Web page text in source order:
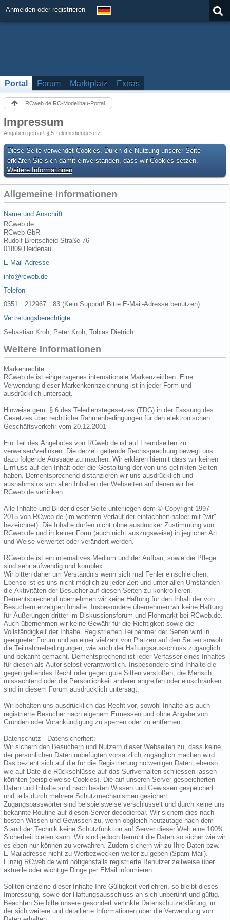
Anmelden oder registrieren
Portal Forum Marktplatz Extras
RCweb.de RC-Modellbau-Portal
Impressum
Angaben gemäß § 5 Telemediengesetz
Diese Seite verwendet Cookies. Durch die Nutzung unserer Seite
erklären Sie sich damit einverstanden, dass wir Cookies setzen.
Weitere Informationen
Allgemeine Informationen
Name und Anschrift
RCweb.de
RCweb GbR
Rudolf-Breitscheid-Straße 76
01809 Heidenau
E-Mail-Adresse
info@rcweb.de
Telefon
0351 212967 83 (Kein Support! Bitte E-Mail-Adresse benutzen)
Vertretungsberechtigte
Sebastian Kroh, Peter Kroh, Tobias Dietrich
Weitere Informationen
Markenrechte
RCweb.de ist eingetragenes internationale Markenzeichen. Eine
Verwendung dieser Markenkennzeichnung ist in jeder Form und
ausdrücklich untersagt.
Hinweise gem. § 6 des Teledienstegesetzes (TDG) in der Fassung des
Gesetzes über rechtliche Rahmenbedingungen für den elektronischen
Geschäftsverkehr vom 20.12.2001
Ein Teil des Angebotes von RCweb.de ist auf Fremdseiten zu
verweisen/verlinken. Die derzeit geltende Rechssprechung bewegt uns
dazu folgende Aussage zu machen: Wir erklären hiermit dass wir keinen
Einfluss auf den Inhalt oder die Gestaltung der von uns gelinkten Seiten
haben. Dementsprechend distanzieren wir uns ausdrücklich und
ausnahmslos von allen Inhalten der Webseiten auf denen wir bei
RCweb.de verlinken.
Alle Inhalte und Bilder dieser Seite unterliegen dem © Copyright 1997 -
2015 von RCweb.de (im weiteren Verlauf der einfachheit halber mit "wir"
bezeichnet). Die Inhalte dürfen nicht ohne ausdrücker Zustimmung von
RCweb.de und in keiner Form (auch nicht auszugsweise) in jeglicher Art
und Weise verwertet oder verändert werden.
RCweb.de ist ein internatives Medium und der Aufbau, sowie die Pflege
sind sehr aufwendig und komplex.
Wir bitten daher um Verständnis wenn sich mal Fehler einschleichen.
Ebenso ist es uns nicht möglich zu jeder Zeit und unter allen Umständen
die Aktivitäten der Besucher auf diesen Seiten zu konkrollieren.
Dementsprechend übernehmen wir keine Haftung für den Inhalt der von
Besuchern erzeigten Inhalte. Insbesondere übernehmen wir keine Haftung
für Äußerungen dritter im Diskussionsforum und Flohmarkt bei RCweb.de.
Auch übernehmen wir keine Gewähr für die Richtigkeit sowie die
Vollständigkeit der Inhalte. Registrierten Teilnehmer der Seiten wird in
geeigneter Forum und an einer vielzahl von Plätzen auf den Seiten sowohl
die Teilnahmebedingungen, wie auch der Haftungsausschluss zugänglich
und bekannt gemacht. Dementsprechend ist jeder Verfasser eines Inhaltes
für diesen als Autor selbst verantwortlich. Insbesondere sind Inhalte die
gegen geltendes Recht oder gegen gute Sitten verstoßen, die Mensch
missachtend oder die Persönlichkeit anderer angreifen oder einschränken
sind in diesem Forum ausdrücklich untersagt.
Wir behalten uns ausdrücklich das Recht vor, sowohl Inhalte als auch
registrierte Besucher nach eigenem Ermessen und ohne Angabe von
Gründen oder Vorankündigung zu sperren oder zu entfernen.
Datenschutz - Datensicherheit:
Wir sichern den Besuchern und Nutzern dieser Webseiten zu, dass keine
der persönlichen Daten unbefügten vorsätzlich zugänglich machen wird.
Das bezieht sich auf die für die Registrierung notwenigen Daten, ebenso
wie auf Date die Rückschlüsse auf das Surfverhalten schliessen lassen
könnten (beispielweise Cookies). Die auf unseren Server gespeicherten
Daten und Inhalte sind nach besten Wissen und Gewissen gespeichert
und teils durch mehrere Schutzmechanismen gesichert.
Zugangspasswörter sind beispielsweise verschlüsselt und durch keine uns
bekannte Routine auf diesen Server decodierbar. Wir sichern dies nach
besten Wissen und Gewissen zu, wenn obgleich heutzutage nach dem
Stand der Technik keine Schutzfunktion auf Server dieser Welt eine 100%
Sicherheit bieten kann. Wir sind jedoch bemüht die Daten so sicher wie wir
es eben nur können zu verwahren. Zudem sichern wir zu Ihre Daten bzw.
E-Mailadresse nicht zu Werbezwecken weiter zu geben (Spam-Mail).
Einzig RCweb.de wird nötigensfalls registrierte Benutzer zeitweise über
aktuelle oder wichtige Dinge per EMail informieren.
Sollten einzelne dieser Inhalte Ihre Gültigkeit verliehren, so bleibt dieses
Impressung, sowie der Haftungsausschluss an sich unberührt und gültig.
Beachten Sie bitte unsere gesondert verlinkte Datenschutzerklärung, in
der sich weitere und detailierte Informationen über die Verwendung von